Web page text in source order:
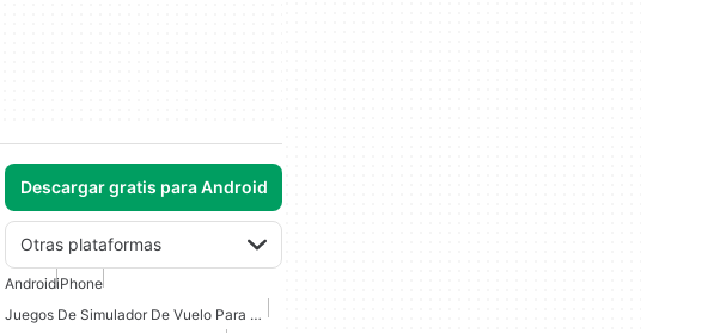
Descargar gratis para Android
Otras plataformas
AndroidiPhone
Juegos De Simulador De Vuelo Para Android